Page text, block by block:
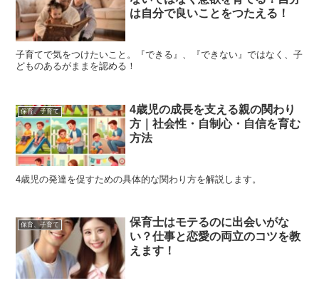
は自分で良いことをつたえる！
子育てで気をつけたいこと。『できる』、『できない』ではなく、子
どものあるがままを認める！
保育、子育て
4歳児の成長を支える親の関わり
方｜社会性・自制心・自信を育む
方法
4歳児の発達を促すための具体的な関わり方を解説します。
保育、子育て
保育士はモテるのに出会いがな
い？仕事と恋愛の両立のコツを教
えます！